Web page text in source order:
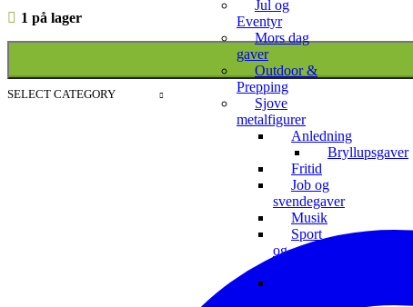
SELECT CATEGORY
Jul og
Eventyr
Mors dag
gaver
Outdoor &
Prepping
Sjove
metalfigurer
Anledning
Bryllupsgaver
Fritid
Job og
svendegaver
Musik
Sport
og
1 på lager